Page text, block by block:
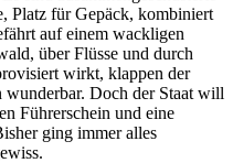
Platz für Gepäck, kombiniert
auf einem wackligen
über Flüsse und durch
wirkt, klappen der
wunderbar. Doch der Staat will
Führerschein und eine
ging immer alles